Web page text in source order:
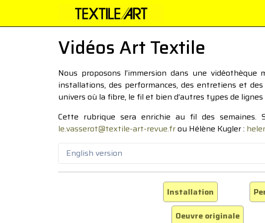
Vidéos Art Textile
Nous proposons l’immersion dans une
installations, des performances, des entretiens et
univers où la fibre, le fil et bien d’autres types de
Cette rubrique sera enrichie au fil des semaines.
le.vasserot@textile-art-revue.frou Hélène Kugler :
English version
Installation
Oeuvre originale